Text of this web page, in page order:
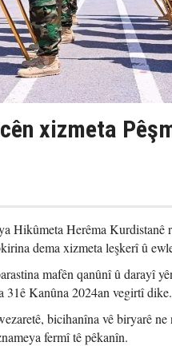
xizmeta
Hikûmeta Herêma
dema xizmeta leşkerî û
mafên qanûnî û darayî
31ê Kanûna 2024an vegirtî dike.
bicihanîna vê biryarê
fermî tê pêkanîn.